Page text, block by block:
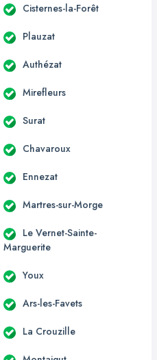
Cisternes-la-Forêt
Plauzat
Authézat
Mirefleurs
Surat
Chavaroux
Ennezat
Martres-sur-Morge
Le Vernet-Sainte-
Marguerite
Youx
Ars-les-Favets
La Crouzille